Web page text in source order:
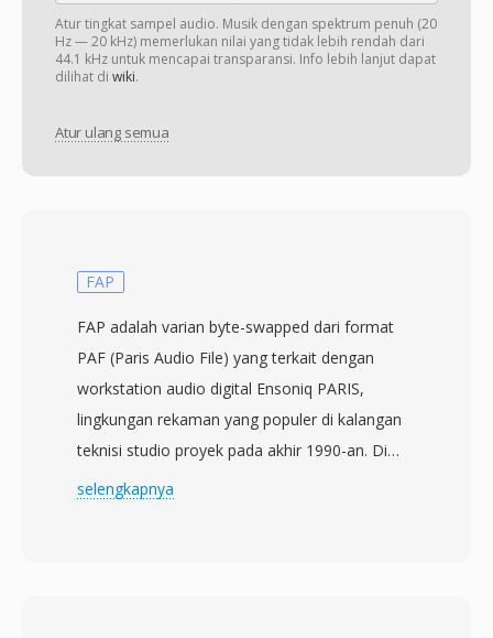
Atur tingkat sampel audio. Musik dengan spektrum penuh (20
Hz — 20 kHz) memerlukan nilai yang tidak lebih rendah dari
44.1 kHz untuk mencapai transparansi. Info lebih lanjut dapat
dilihat di wiki.
Atur ulang semua
FAP
FAP adalah varian byte-swapped dari format
PAF (Paris Audio File) yang terkait dengan
workstation audio digital Ensoniq PARIS,
lingkungan rekaman yang populer di kalangan
teknisi studio proyek pada akhir 1990-an. Di
mana PAF standar menyimpan data sampel
selengkapnya